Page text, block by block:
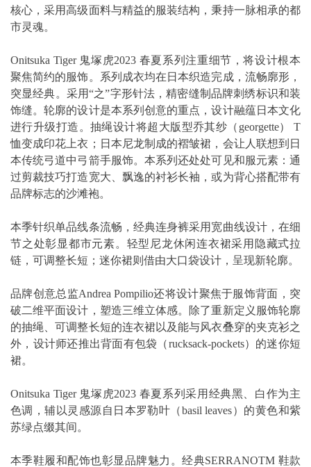
核心，采用高级面料与精益的服装结构，秉持一脉相承的都
市灵魂。
Onitsuka Tiger 鬼塚虎2023 春夏系列注重细节，将设计根本
聚焦简约的服饰。系列成衣均在日本织造完成，流畅廓形，
突显经典。采用“之”字形针法，精密缝制品牌刺绣标识和装
饰缝。轮廓的设计是本系列创意的重点，设计融蕴日本文化
进行升级打造。抽绳设计将超大版型乔其纱（georgette） T
恤变成印花上衣；日本尼龙制成的褶皱裙，会让人联想到日
本传统弓道中弓箭手服饰。本系列还处处可见和服元素：通
过剪裁技巧打造宽大、飘逸的衬衫长袖，或为背心搭配带有
品牌标志的沙滩袍。
本季针织单品线条流畅，经典连身裤采用宽曲线设计，在细
节之处彰显都市元素。轻型尼龙休闲连衣裙采用隐藏式拉
链，可调整长短；迷你裙则借由大口袋设计，呈现新轮廓。
品牌创意总监Andrea Pompilio还将设计聚焦于服饰背面，突
破二维平面设计，塑造三维立体感。除了重新定义服饰轮廓
的抽绳、可调整长短的连衣裙以及能与风衣叠穿的夹克衫之
外，设计师还推出背面有包袋（rucksack-pockets）的迷你短
裙。
Onitsuka Tiger 鬼塚虎2023 春夏系列采用经典黑、白作为主
色调，辅以灵感源自日本罗勒叶（basil leaves）的黄色和紫
苏绿点缀其间。
本季鞋履和配饰也彰显品牌魅力。经典SERRANOTM 鞋款